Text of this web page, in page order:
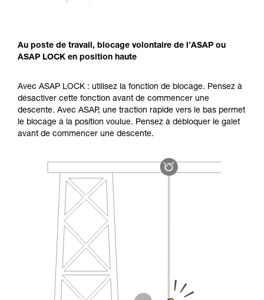
Au poste de travail, blocage volontaire de l’ASAP ou
ASAP LOCK en position haute
Avec ASAP LOCK : utilisez la fonction de blocage. Pensez à
désactiver cette fonction avant de commencer une
descente. Avec ASAP, une traction rapide vers le bas permet
le blocage à la position voulue. Pensez à débloquer le galet
avant de commencer une descente.